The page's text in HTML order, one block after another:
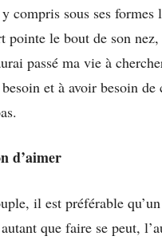
compris sous ses formes
pointe le bout de son nez,
passé ma vie à
besoin et à avoir besoin de
d’aimer
il est préférable
que faire se peut,